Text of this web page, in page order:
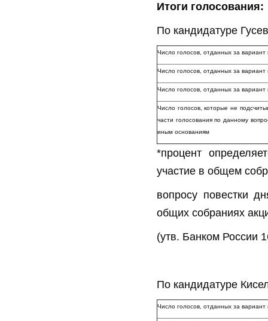
Итоги голосования:
По кандидатуре
Число голосов, отданных за вариант
Число голосов, отданных за
Число голосов, отданных за
Число голосов, которые не
части голосования по данному
иным основаниям
*процент
участие в общем
вопросу повестки
общих собраниях
(утв. Банком России
По кандидатуре
Число голосов, отданных за вариант